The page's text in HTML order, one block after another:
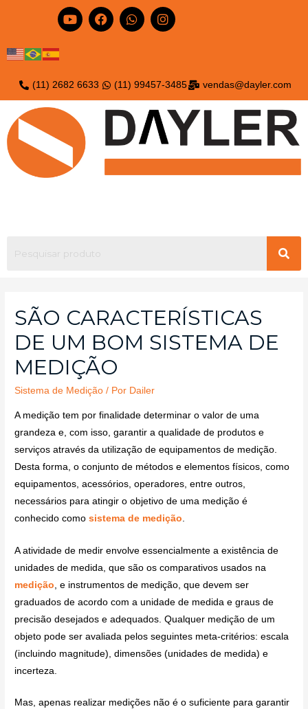
(11) 2682 6633 (11) 99457-3485 vendas@dayler.com
SÃO CARACTERÍSTICAS
DE UM BOM SISTEMA DE
MEDIÇÃO
Sistema de Medição / Por Dailer
A medição tem por finalidade determinar o valor de uma
grandeza e, com isso, garantir a qualidade de produtos e
serviços através da utilização de equipamentos de medição.
Desta forma, o conjunto de métodos e elementos físicos, como
equipamentos, acessórios, operadores, entre outros,
necessários para atingir o objetivo de uma medição é
conhecido comosistema de medição
A atividade de medir envolve essencialmente a existência de
unidades de medida, que são os comparativos usados na
medição , e instrumentos de medição, que devem ser
graduados de acordo com a unidade de medida e graus de
precisão desejados e adequados. Qualquer medição de um
objeto pode ser avaliada pelos seguintes meta-critérios: escala
(incluindo magnitude), dimensões (unidades de medida) e
incerteza.
Mas, apenas realizar medições não é o suficiente para garantir